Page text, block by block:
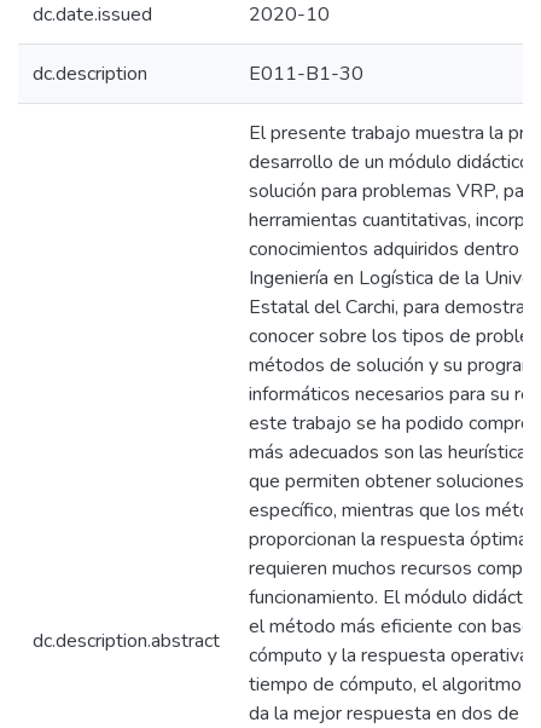
dc.date.issued 2020-10
dc.description E011-B1-30
dc.description.abstract
El presente trabajo muestra la
desarrollo de un módulo didáctico
solución para problemas VRP,
herramientas cuantitativas,
conocimientos adquiridos dentro
Ingeniería en Logística de la
Estatal del Carchi, para demostrar
conocer sobre los tipos de
métodos de solución y su
informáticos necesarios para su
este trabajo se ha podido
más adecuados son las
que permiten obtener soluciones
específico, mientras que los
proporcionan la respuesta óptima
requieren muchos recursos
funcionamiento. El módulo
el método más eficiente con base
cómputo y la respuesta operativa
tiempo de cómputo, el algoritmo
da la mejor respuesta en dos de